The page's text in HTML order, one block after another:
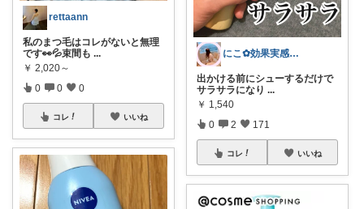
rettaann
私のまつ毛はコレがないと無理
です👀💦束間も ...
￥ 2,020～
0 0 0
コレ いいね
にこ‪✿効果実感美容✿大人可愛い🍰
出かける前にシューするだけで
サラサラになり ...
￥ 1,540
0 2 171
コレ いいね